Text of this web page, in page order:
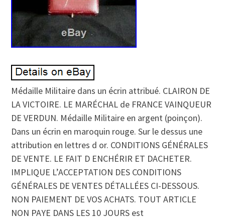
Médaille Militaire dans un écrin attribué. CLAIRON DE
LA VICTOIRE. LE MARÉCHAL de FRANCE VAINQUEUR
DE VERDUN. Médaille Militaire en argent (poinçon).
Dans un écrin en maroquin rouge. Sur le dessus une
attribution en lettres d or. CONDITIONS GÉNÉRALES
DE VENTE. LE FAIT D ENCHÉRIR ET DACHETER.
IMPLIQUE L’ACCEPTATION DES CONDITIONS
GÉNÉRALES DE VENTES DÉTALLÉES CI-DESSOUS.
NON PAIEMENT DE VOS ACHATS. TOUT ARTICLE
NON PAYE DANS LES 10 JOURS est